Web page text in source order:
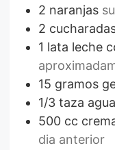
2 naranjas
2
1 lata leche
15 gramos
1/3 taza
500 cc
dia anterior